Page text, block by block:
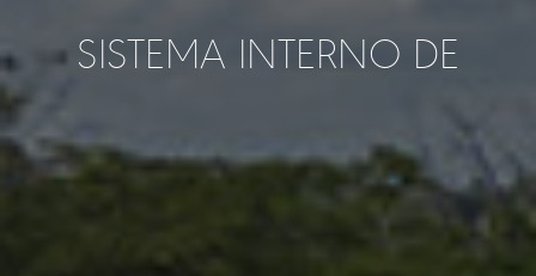
SISTEMA INTERNO DE